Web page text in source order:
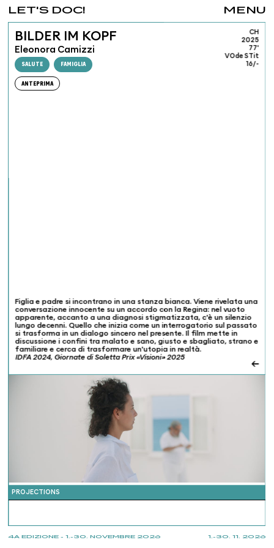
1.-30. 11. 2026
4A EDIZIONE - 1.-30. NOVEMBRE 2026
MENU
LET'S DOC!
BILDER IM KOPF
Eleonora Camizzi
SALUTE FAMIGLIA
ANTEPRIMA
CH
2025
77'
VOde STit
16/-
Figlia e padre si incontrano in una stanza bianca. Viene rivelata una
conversazione innocente su un accordo con la Regina: nel vuoto
apparente, accanto a una diagnosi stigmatizzata, c'è un silenzio
lungo decenni. Quello che inizia come un interrogatorio sul passato
si trasforma in un dialogo sincero nel presente. Il film mette in
discussione i confini tra malato e sano, giusto e sbagliato, strano e
familiare e cerca di trasformare un'utopia in realtà.
IDFA 2024, Giornate di Soletta Prix «Visioni» 2025
←
PROJECTIONS